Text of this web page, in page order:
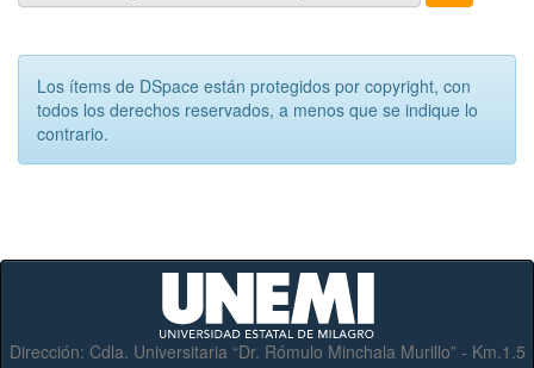
Los ítems de DSpace están protegidos por copyright, con
todos los derechos reservados, a menos que se indique lo
contrario.
Dirección: Cdla. Universitaria “Dr. Rómulo Minchala Murillo” - Km.1.5